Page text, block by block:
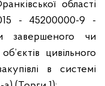
області
- 45200000-9 -
завершеного чи
цивільного
в системі